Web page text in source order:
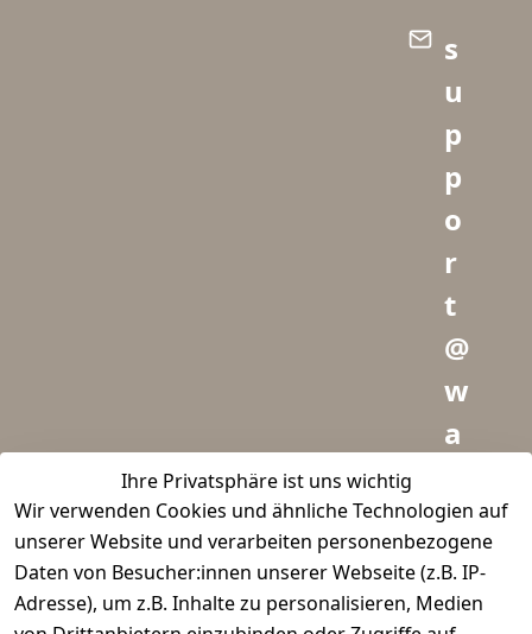
Ihre Privatsphäre ist uns wichtig
Wir verwenden Cookies und ähnliche Technologien auf
unserer Website und verarbeiten personenbezogene
Daten von Besucher:innen unserer Webseite (z.B. IP-
Adresse), um z.B. Inhalte zu personalisieren, Medien
s
u
p
p
o
r
t
@
w
a
d
m
e